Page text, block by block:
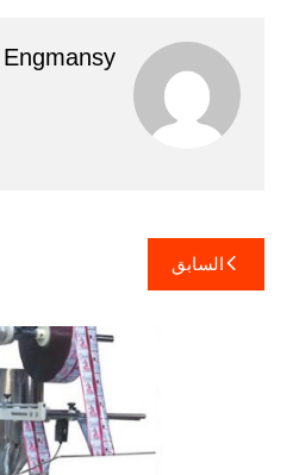
Engmansy
تصفّح
المقالات
السابق